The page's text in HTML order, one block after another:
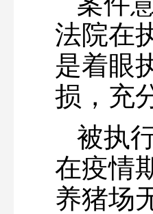
法院在
是着眼
损，充
被执
在疫情
养猪场